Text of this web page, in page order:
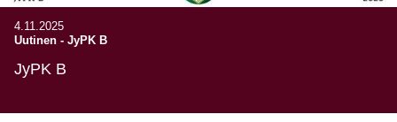
4.11.2025
Uutinen - JyPK B
JyPK B